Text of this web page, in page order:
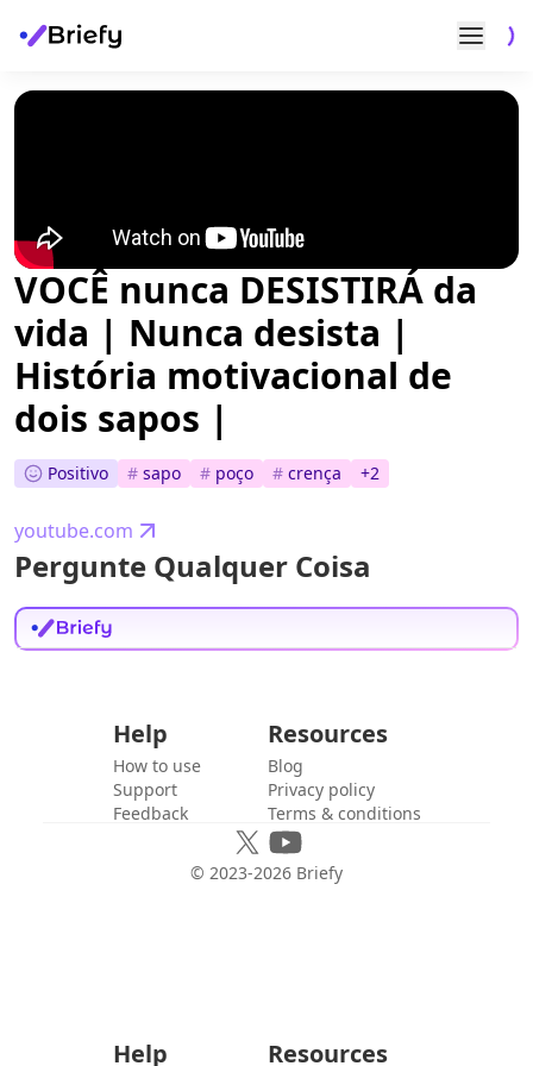
VOCÊ nunca DESISTIRÁ da
vida | Nunca desista |
História motivacional de
dois sapos |
Positivo # sapo # poço # crença +2
youtube.com
Pergunte Qualquer Coisa
Help
How to use
Support
Feedback
Resources
Blog
Privacy policy
Terms & conditions
© 2023-2026 Briefy
Help Resources